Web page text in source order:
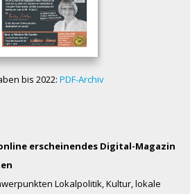
bis 2022: PDF-Archiv
erscheinendes Digital-Magazin
Lokalpolitik, Kultur, lokale